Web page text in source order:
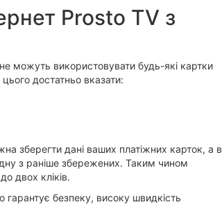
Prosto TV з
можуть використовувати будь-які картки
достатньо вказати:
зберегти дані ваших платіжних карток, а в
з раніше збережених. Таким чином
двох кліків.
гарантує безпеку, високу швидкість